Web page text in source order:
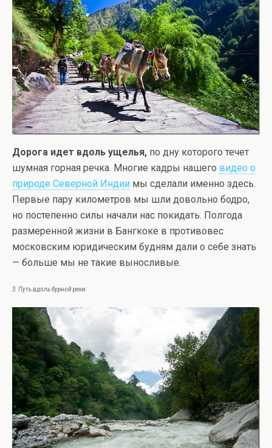
Дорога идет вдоль ущелья, по дну которого течет
шумная горная речка. Многие кадры нашего видео о
природе Северной Индии мы сделали именно здесь.
Первые пару километров мы шли довольно бодро,
но постепенно силы начали нас покидать. Полгода
размеренной жизни в Бангкоке в противовес
московским юридическим будням дали о себе знать
— больше мы не такие выносливые.
3. Путь вдоль бурной реки.